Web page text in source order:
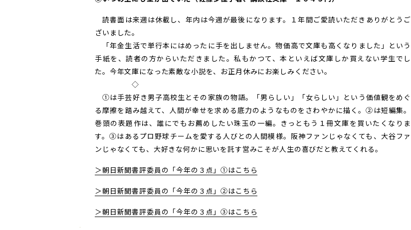
読書面は来週は休載し、年内は今週が最後になります。１年間ご愛読いただきありがとうご
ざいました。
「年金生活で単行本にはめったに手を出しません。物価高で文庫も高くなりました」という
手紙を、読者の方からいただきました。私もかつて、本といえば文庫しか買えない学生でし
た。今年文庫になった素敵な小説を、お正月休みにお楽しみください。
◇
①は手芸好き男子高校生とその家族の物語。「男らしい」「女らしい」という価値観をめぐ
る摩擦を踏み越えて、人間が幸せを求める底力のようなものをさわやかに描く。②は短編集。
巻頭の表題作は、誰にでもお薦めしたい珠玉の一編。きっともう１冊文庫を買いたくなりま
す。③はあるプロ野球チームを愛する人びとの人間模様。阪神ファンじゃなくても、大谷ファ
ンじゃなくても、大好きな何かに思いを託す営みこそが人生の喜びだと教えてくれる。
＞朝日新聞書評委員の「今年の３点」①はこちら
＞朝日新聞書評委員の「今年の３点」②はこちら
＞朝日新聞書評委員の「今年の３点」③はこちら